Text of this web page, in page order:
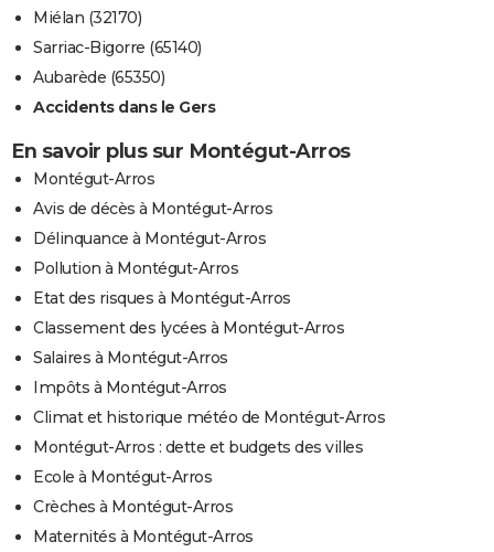
Miélan (32170)
Sarriac-Bigorre (65140)
Aubarède (65350)
Accidents dans le Gers
En savoir plus sur Montégut-Arros
Montégut-Arros
Avis de décès à Montégut-Arros
Délinquance à Montégut-Arros
Pollution à Montégut-Arros
Etat des risques à Montégut-Arros
Classement des lycées à Montégut-Arros
Salaires à Montégut-Arros
Impôts à Montégut-Arros
Climat et historique météo de Montégut-Arros
Montégut-Arros : dette et budgets des villes
Ecole à Montégut-Arros
Crèches à Montégut-Arros
Maternités à Montégut-Arros